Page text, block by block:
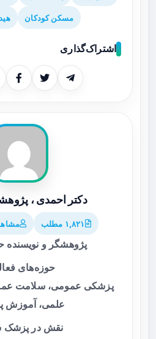
مسکن کودکان
اشتراک‌گذاری
دکتر احمدی ،
۱,۸۲۱ مطلب
پژوهشگر و نویسنده
حوزه‌های
پزشکی عمومی، سلامت
علمی، آموزش
نقش در پزشک